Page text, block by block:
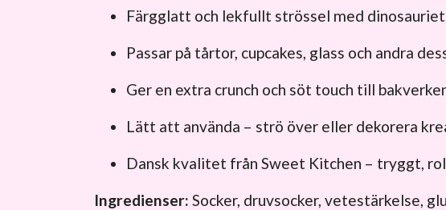
Färgglatt och lekfullt strössel med
Passar på tårtor, cupcakes, glass och andra
Ger en extra crunch och söt touch till
Lätt att använda – strö över eller dekorera
Dansk kvalitet från Sweet Kitchen – tryggt,
Ingredienser: Socker, druvsocker, vetestärkelse,